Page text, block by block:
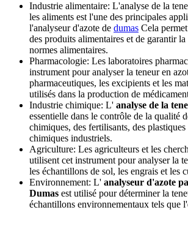
Industrie alimentaire: L'analyse de la
les aliments est l'une des principales
l'analyseur d'azote de dumas Cela
des produits alimentaires et de garantir
normes alimentaires.
Pharmacologie: Les laboratoires
instrument pour analyser la teneur en
pharmaceutiques, les excipients et les
utilisés dans la production de
Industrie chimique: L' analyse de la
essentielle dans le contrôle de la qualité
chimiques, des fertilisants, des
chimiques industriels.
Agriculture: Les agriculteurs et les
utilisent cet instrument pour analyser la
les échantillons de sol, les engrais et les
Environnement: L' analyseur d'azote
Dumas est utilisé pour déterminer la
échantillons environnementaux tels que